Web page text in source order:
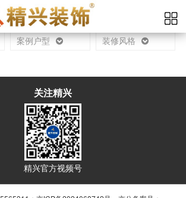
案例户型 装修风格
关注精兴
精兴官方视频号